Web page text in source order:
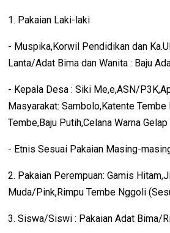
1. Pakaian Laki-laki
- Muspika,Korwil Pendidikan dan
Lanta/Adat Bima dan Wanita : Baju
- Kepala Desa : Siki Me,e,ASN/
Masyarakat: Sambolo,Katente
Tembe,Baju Putih,Celana Warna Gelap
- Etnis Sesuai Pakaian Masing-
2. Pakaian Perempuan: Gamis
Muda/Pink,Rimpu Tembe Nggoli
3. Siswa/Siswi : Pakaian Adat Bima/